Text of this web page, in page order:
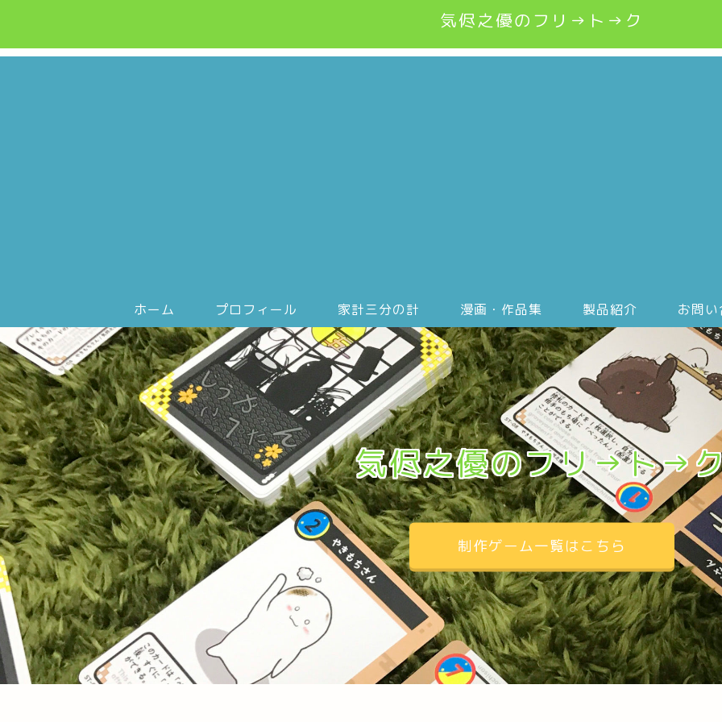
気侭之優のフリ→ト→ク
ホーム プロフィール 家計三分の計 漫画・作品集 製品紹介 お問
気侭之優のフリ→ト→
制作ゲーム一覧はこちら